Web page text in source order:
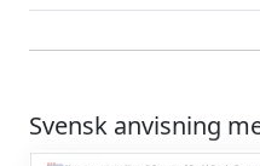
Svensk anvisning